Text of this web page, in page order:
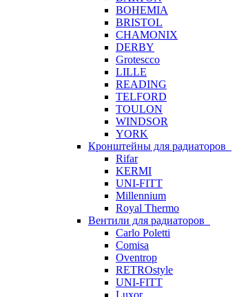
BOHEMIA
BRISTOL
CHAMONIX
DERBY
Grotescco
LILLE
READING
TELFORD
TOULON
WINDSOR
YORK
Кронштейны для радиаторов
Rifar
KERMI
UNI-FITT
Millennium
Royal Thermo
Вентили для радиаторов
Carlo Poletti
Comisa
Oventrop
RETROstyle
UNI-FITT
Luxor